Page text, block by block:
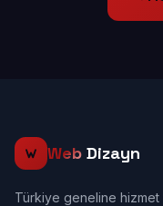
Web Dizayn
Türkiye geneline hizmet